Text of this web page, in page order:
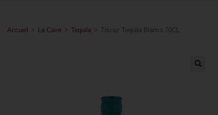
Accueil > La Cave > Tequila > Tiscaz Tequila Blanco 70CL